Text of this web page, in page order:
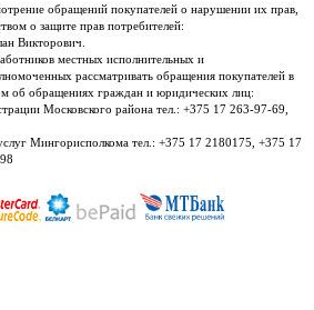
обращений покупателей о нарушении их прав,
о защите прав потребителей:
Викторович.
местных исполнительных и
рассматривать обращения покупателей в
об обращениях граждан и юридических лиц:
Московского района тел.: +375 17 263-97-69,
Мингорисполкома тел.: +375 17 2180175, +375 17